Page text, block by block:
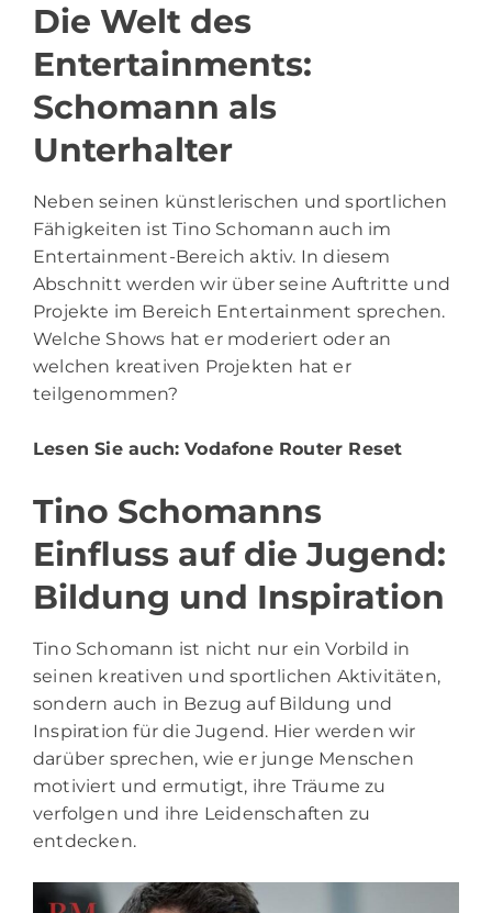
Die Welt des
Entertainments:
Schomann als
Unterhalter
Neben seinen künstlerischen und sportlichen
Fähigkeiten ist Tino Schomann auch im
Entertainment-Bereich aktiv. In diesem
Abschnitt werden wir über seine Auftritte und
Projekte im Bereich Entertainment sprechen.
Welche Shows hat er moderiert oder an
welchen kreativen Projekten hat er
teilgenommen?
Lesen Sie auch:Vodafone Router Reset
Tino Schomanns
Einfluss auf die Jugend:
Bildung und Inspiration
Tino Schomann ist nicht nur ein Vorbild in
seinen kreativen und sportlichen Aktivitäten,
sondern auch in Bezug auf Bildung und
Inspiration für die Jugend. Hier werden wir
darüber sprechen, wie er junge Menschen
motiviert und ermutigt, ihre Träume zu
verfolgen und ihre Leidenschaften zu
entdecken.